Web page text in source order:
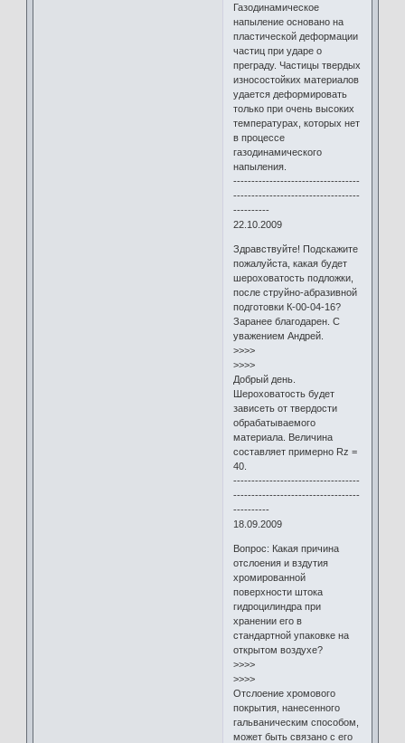
Газодинамическое
напыление основано на
пластической деформации
частиц при ударе о
преграду. Частицы твердых
износостойких материалов
удается деформировать
только при очень высоких
температурах, которых нет
в процессе
газодинамического
напыления.
-----------------------------------
-----------------------------------
----------
22.10.2009
Здравствуйте! Подскажите
пожалуйста, какая будет
шероховатость подложки,
после струйно-абразивной
подготовки К-00-04-16?
Заранее благодарен. С
уважением Андрей.
>>>>
>>>>
Добрый день.
Шероховатость будет
зависеть от твердости
обрабатываемого
материала. Величина
составляет примерно Rz =
40.
-----------------------------------
-----------------------------------
----------
18.09.2009
Вопрос: Какая причина
отслоения и вздутия
хромированной
поверхности штока
гидроцилиндра при
хранении его в
стандартной упаковке на
открытом воздухе?
>>>>
>>>>
Отслоение хромового
покрытия, нанесенного
гальваническим способом,
может быть связано с его